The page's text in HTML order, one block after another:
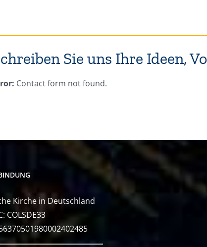
Sie uns Ihre Ideen,
Contact form not found.
Kirche in Deutschland
COLSDE33